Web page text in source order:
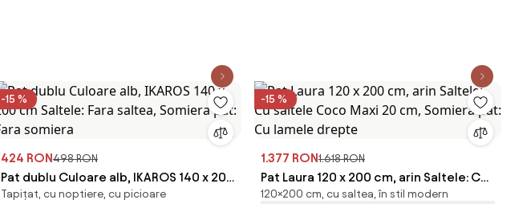
-15 %
424 RON498 RON
Pat dublu Culoare alb, IKAROS 140 x 200
cm Saltele: Fara saltea, Somiera pat:
Tapițat, cu noptiere, cu picioare
-15 %
1.377 RON1.618 RON
Pat Laura 120 x 200 cm, arin Saltele: Cu
saltele Coco Maxi 20 cm, Somiera pat:
120×200 cm, cu saltea, în stil modern